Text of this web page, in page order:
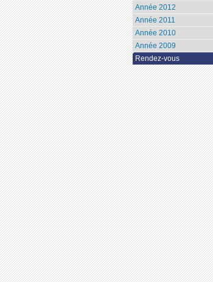
Année 2012
Année 2011
Année 2010
Année 2009
Rendez-vous